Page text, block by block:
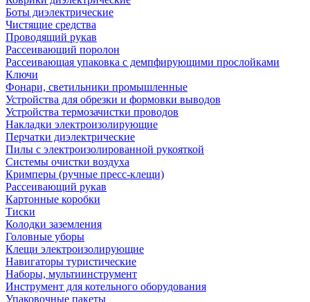
Боты диэлектрические
Чистящие средства
Проводящий рукав
Рассеивающий поролон
Рассеивающая упаковка с демпфирующими прослойками
Ключи
Фонари, светильники промышленные
Устройства для обрезки и формовки выводов
Устройства термозачистки проводов
Накладки электроизолирующие
Перчатки диэлектрические
Пилы с электроизолированной рукояткой
Системы очистки воздуха
Кримперы (ручные пресс-клещи)
Рассеивающий рукав
Картонные коробки
Тиски
Колодки заземления
Головные уборы
Клещи электроизолирующие
Навигаторы туристические
Наборы, мультиинструмент
Инструмент для котельного оборудования
Упаковочные пакеты